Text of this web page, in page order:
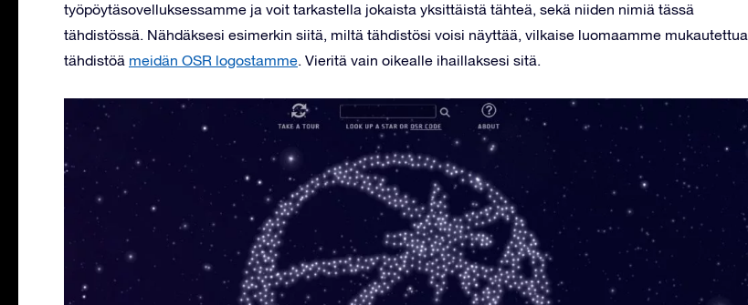
työpöytäsovelluksessamme ja voit tarkastella jokaista yksittäistä tähteä, sekä niiden nimiä tässä
tähdistössä. Nähdäksesi esimerkin siitä, miltä tähdistösi voisi näyttää, vilkaise luomaamme mukautettua
tähdistöä meidän OSR logostamme. Vieritä vain oikealle ihaillaksesi sitä.